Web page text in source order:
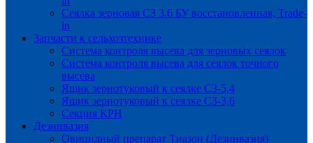
Сеялка зерновая СЗ 3.6 БУ восстановленная, Trade-
in
Запчасти к сельхозтехнике
Система контроля высева для зерновых сеялок
Система контроля высева для сеялок точного
высева
Ящик зернотуковый к сеялке СЗ-5,4
Ящик зернотуковый к сеялке СЗ-3,6
Секция КРН
Дезинвазия
Овицидный препарат Тиазон (Дезинвазия)